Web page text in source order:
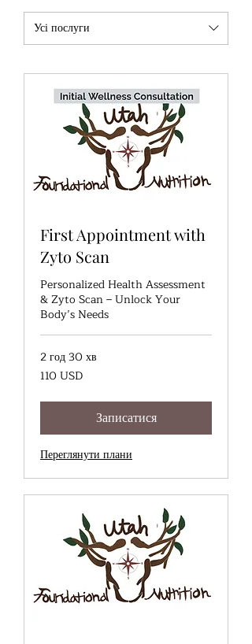
Усі послуги
First Appointment with
Zyto Scan
Personalized Health Assessment
& Zyto Scan – Unlock Your
Body’s Needs
2 год 30 хв
110
доларів
110 USD
Записатися
Переглянути плани